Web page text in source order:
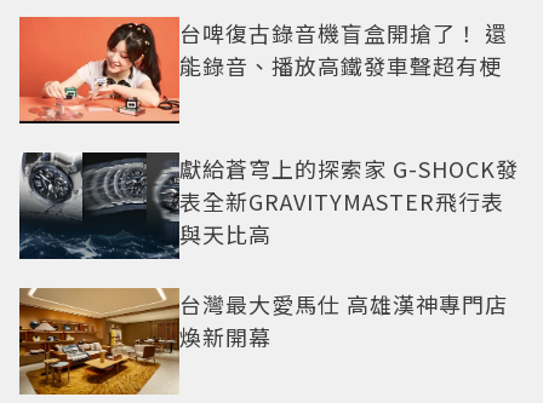
台啤復古錄音機盲盒開搶了！ 還
能錄音、播放高鐵發車聲超有梗
獻給蒼穹上的探索家 G-SHOCK發
表全新GRAVITYMASTER飛行表
與天比高
台灣最大愛馬仕 高雄漢神專門店
煥新開幕